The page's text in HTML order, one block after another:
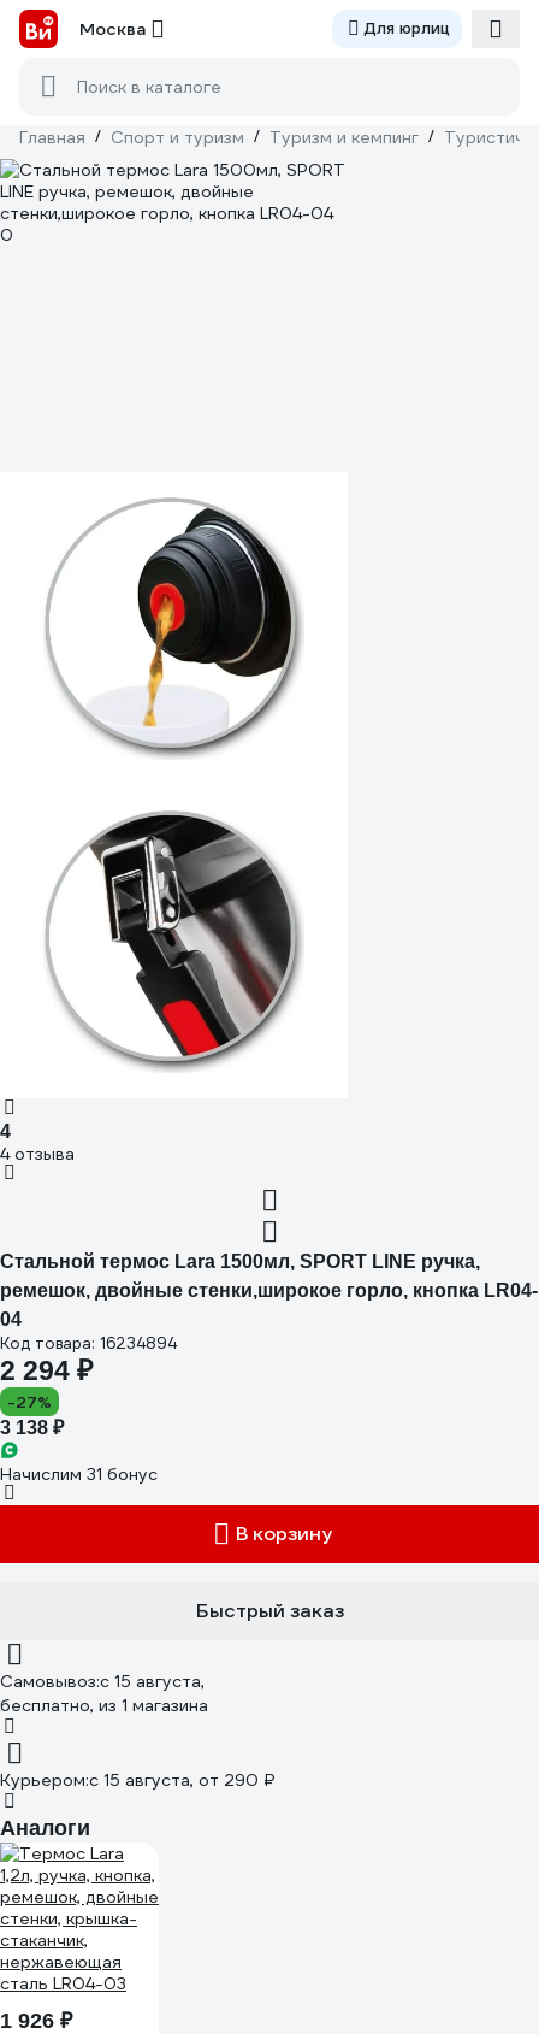
Москва Для юрлиц
Поиск в каталоге
Главная / Спорт и туризм / Туризм и кемпинг /
4
4 отзыва
Стальной термос Lara 1500мл, SPORT LINE ручка,
ремешок, двойные стенки,широкое горло, кнопка LR04-
04
Код товара: 16234894
2 294 ₽
-27%
3 138 ₽
Начислим 31 бонус
В корзину
Быстрый заказ
Самовывоз:c 15 августа,
бесплатно, из 1 магазина
Курьером:c 15 августа, от 290 ₽
Аналоги
1 926 ₽